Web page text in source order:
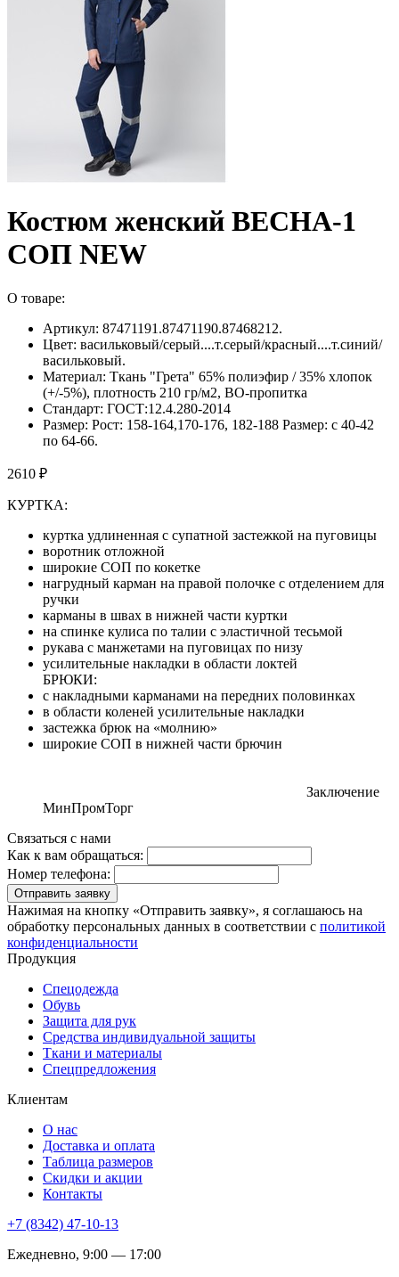
Костюм женский ВЕСНА-1
СОП NEW
О товаре:
Артикул: 87471191.87471190.87468212.
Цвет: васильковый/серый....т.серый/красный....т.синий/
васильковый.
Материал: Ткань "Грета" 65% полиэфир / 35% хлопок
(+/-5%), плотность 210 гр/м2, ВО-пропитка
Стандарт: ГОСТ:12.4.280-2014
Размер: Рост: 158-164,170-176, 182-188 Размер: с 40-42
по 64-66.
2610 ₽
КУРТКА:
куртка удлиненная с супатной застежкой на пуговицы
воротник отложной
широкие СОП по кокетке
нагрудный карман на правой полочке с отделением для
ручки
карманы в швах в нижней части куртки
на спинке кулиса по талии с эластичной тесьмой
рукава с манжетами на пуговицах по низу
усилительные накладки в области локтей
БРЮКИ:
с накладными карманами на передних половинках
в области коленей усилительные накладки
застежка брюк на «молнию»
широкие СОП в нижней части брючин
Заключение
МинПромТорг
Связаться с нами
Как к вам обращаться:
Номер телефона:
Отправить заявку
Нажимая на кнопку «Отправить заявку», я соглашаюсь на
обработку персональных данных в соответствии с политикой
конфиденциальности
Продукция
Спецодежда
Обувь
Защита для рук
Средства индивидуальной защиты
Ткани и материалы
Спецпредложения
Клиентам
О нас
Доставка и оплата
Таблица размеров
Скидки и акции
Контакты
+7 (8342) 47-10-13
Ежедневно, 9:00 — 17:00